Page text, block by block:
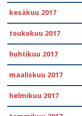
kesäkuu 2017
toukokuu 2017
huhtikuu 2017
maaliskuu 2017
helmikuu 2017